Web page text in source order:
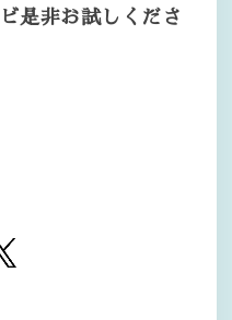
是非お試しくださ